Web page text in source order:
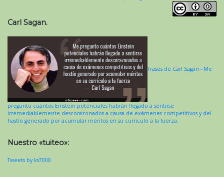
Carl Sagan.
Frases de Carl Sagan - Me
pregunto cuántos Einstein potenciales habrán llegado a sentirse
irremediablemente descorazonados a causa de exámenes competitivos y del
hastío generado por acumular méritos en su currículo a la fuerza.
Nuestro «tuiteo»:
Tweets by ks7000